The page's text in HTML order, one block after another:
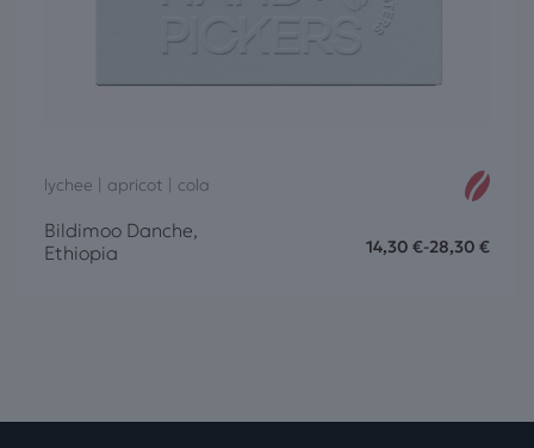
lychee | apricot | cola
Bildimoo Danche,
Ethiopia
14,30 €-28,30 €